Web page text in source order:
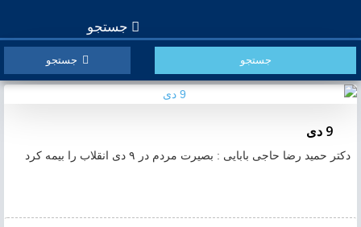
جستجو
9 دی
دکتر حمید رضا حاجی بابایی : بصیرت مردم در ۹ دی انقلاب را بیمه کرد